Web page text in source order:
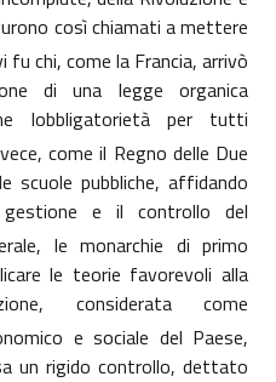
così chiamati a mettere
fu chi, come la Francia, arrivò
di una legge organica
lobbligatorietà per tutti
come il Regno delle Due
scuole pubbliche, affidando
gestione e il controllo del
le monarchie di primo
le teorie favorevoli alla
considerata come
e sociale del Paese,
un rigido controllo, dettato